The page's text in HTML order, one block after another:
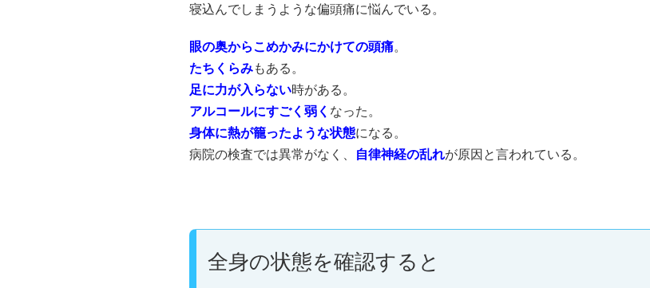
寝込んでしまうような偏頭痛に悩んでいる。
眼の奥からこめかみにかけての頭痛。
たちくらみもある。
足に力が入らない時がある。
アルコールにすごく弱く なった。
身体に熱が籠ったような状態になる。
病院の検査では異常がなく、
自律神経の乱れが原因と言われている。
全身の状態を確認すると